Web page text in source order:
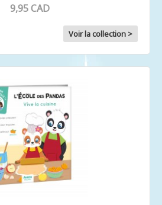
9,95 CAD
Voir la collection >